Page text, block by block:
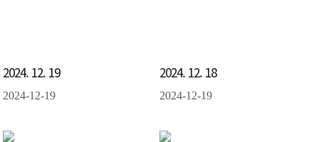
2024. 12. 19
2024-12-19
2024. 12. 18
2024-12-19